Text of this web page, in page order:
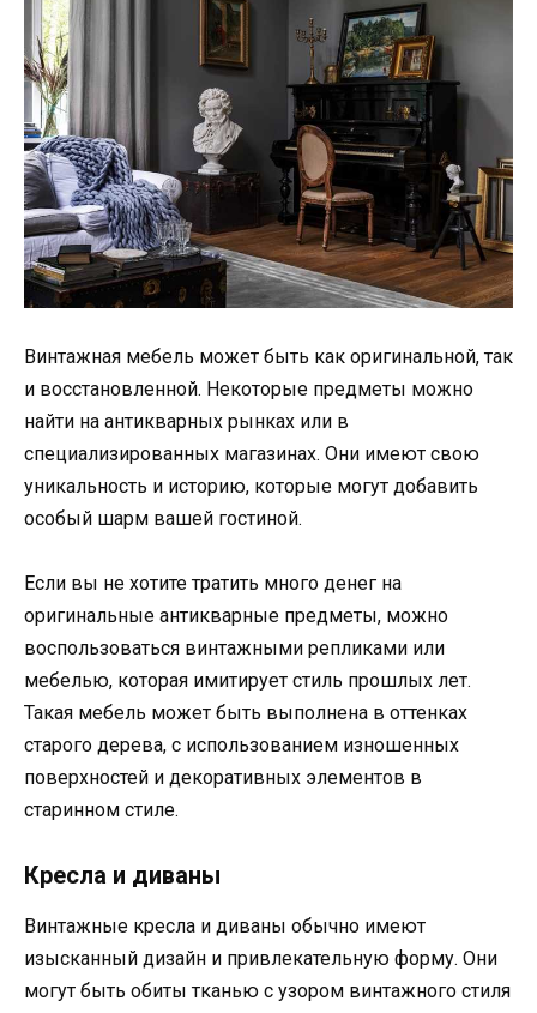
Винтажная мебель может быть как оригинальной, так
и восстановленной. Некоторые предметы можно
найти на антикварных рынках или в
специализированных магазинах. Они имеют свою
уникальность и историю, которые могут добавить
особый шарм вашей гостиной.
Если вы не хотите тратить много денег на
оригинальные антикварные предметы, можно
воспользоваться винтажными репликами или
мебелью, которая имитирует стиль прошлых лет.
Такая мебель может быть выполнена в оттенках
старого дерева, с использованием изношенных
поверхностей и декоративных элементов в
старинном стиле.
Кресла и диваны
Винтажные кресла и диваны обычно имеют
изысканный дизайн и привлекательную форму. Они
могут быть обиты тканью с узором винтажного стиля